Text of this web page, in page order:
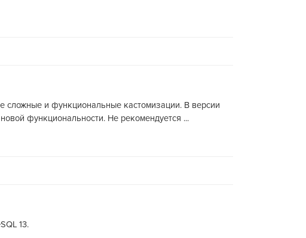
сложные и функциональные кастомизации. В версии
функциональности. Не рекомендуется ...
13.